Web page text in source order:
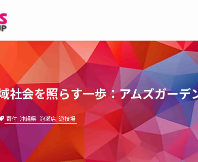
社会を照らす一歩：アムズガー
寄付 沖縄県 泡瀬店 遊技場